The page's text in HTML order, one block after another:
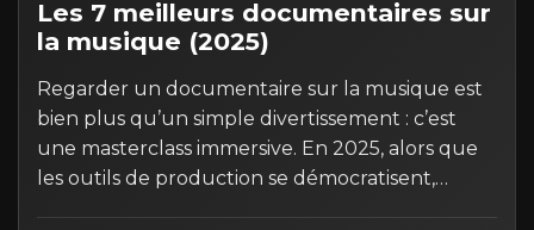
Les 7 meilleurs documentaires sur
la musique (2025)
Regarder un documentaire sur la musique est
bien plus qu’un simple divertissement : c’est
une masterclass immersive. En 2025, alors que
les outils de production se démocratisent,…